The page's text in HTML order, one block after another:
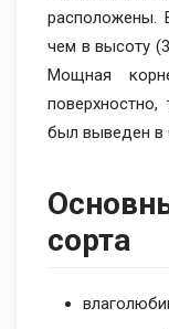
расположены.
чем в высоту
Мощная
был выведен в
сорта